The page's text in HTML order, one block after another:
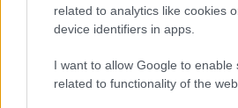
related to analytics like cookies
device identifiers in apps.
I want to allow Google to enable
related to functionality of the